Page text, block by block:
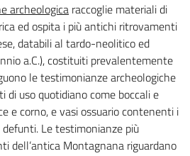
archeologica raccoglie materiali di
ed ospita i più antichi ritrovamenti
databili al tardo-neolitico ed
a.C.), costituiti prevalentemente
le testimonianze archeologiche
di uso quotidiano come boccali e
e corno, e vasi ossuario contenenti i
Le testimonianze più
dell’antica Montagnana riguardano